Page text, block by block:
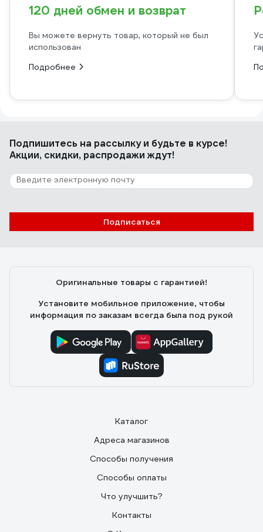
120 дней обмен и возврат
Вы можете вернуть товар, который не был
использован
Подробнее
Подпишитесь на рассылкуи будьте в курсе!
Акции, скидки, распродажи ждут!
Подписаться
Оригинальные товары с гарантией!
Установите мобильное приложение, чтобы
информация по заказам всегда была под рукой
Каталог
Адреса магазинов
Способы получения
Способы оплаты
Что улучшить?
Контакты